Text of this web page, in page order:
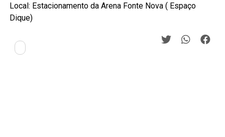
Local: Estacionamento da Arena Fonte Nova ( Espaço
Dique)